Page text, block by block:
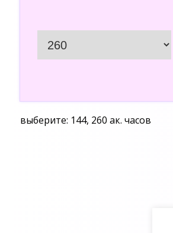
выберите: 144, 260 ак. часов